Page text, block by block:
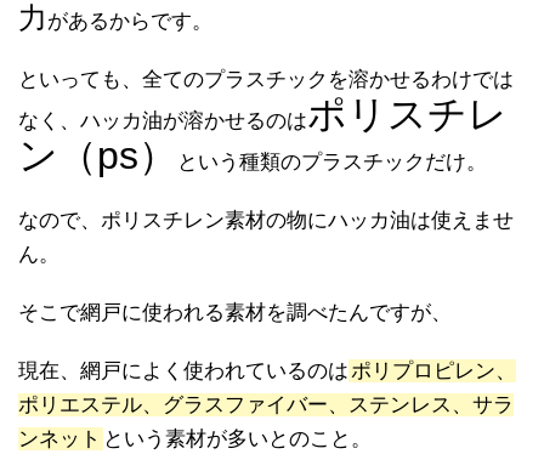
力 があるからです。
といっても、全てのプラスチックを溶かせるわけでは
なく、ハッカ油が溶かせるのはポリスチレ
ン（ps）
という種類のプラスチックだけ。
なので、ポリスチレン素材の物にハッカ油は使えませ
ん。
そこで網戸に使われる素材を調べたんですが、
現在、網戸によく使われているのはポリプロピレン、
ポリエステル、グラスファイバー、ステンレス、サラ
ンネット という素材が多いとのこと。